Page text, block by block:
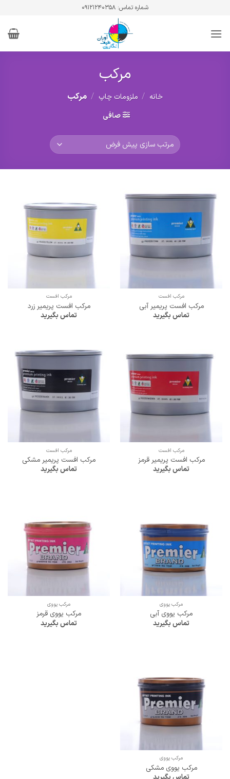
content
شماره تماس: ۰۹۱۲۱۲۴۰۳۵۸
مرکب
خانه / ملزومات چاپ / مرکب
صافی
مرکب افست
مرکب افست پریمیر آبی
تماس بگیرید
مرکب افست
مرکب افست پریمیر زرد
تماس بگیرید
مرکب افست
مرکب افست پریمیر قرمز
تماس بگیرید
مرکب افست
مرکب افست پریمیر مشکی
تماس بگیرید
مرکب یووی
مرکب یووی آبی
تماس بگیرید
مرکب یووی
مرکب یووی قرمز
تماس بگیرید
مرکب یووی
مرکب یووی مشکی